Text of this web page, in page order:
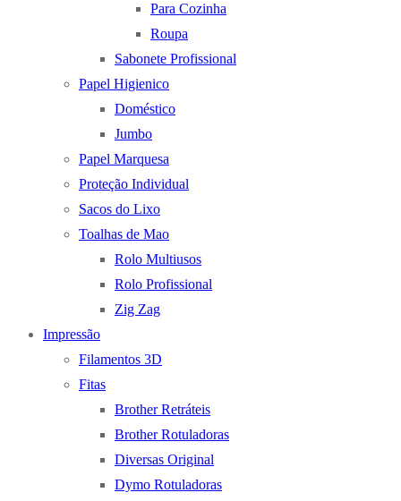
Para Cozinha
Roupa
Sabonete Profissional
Papel Higienico
Doméstico
Jumbo
Papel Marquesa
Proteção Individual
Sacos do Lixo
Toalhas de Mao
Rolo Multiusos
Rolo Profissional
Zig Zag
Impressão
Filamentos 3D
Fitas
Brother Retráteis
Brother Rotuladoras
Diversas Original
Dymo Rotuladoras